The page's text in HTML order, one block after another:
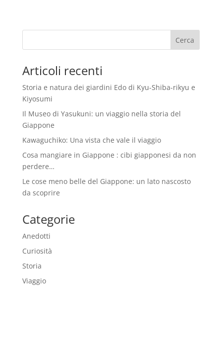
Articoli recenti
Storia e natura dei giardini Edo di Kyu-Shiba-rikyu e
Kiyosumi
Il Museo di Yasukuni: un viaggio nella storia del
Giappone
Kawaguchiko: Una vista che vale il viaggio
Cosa mangiare in Giappone : cibi giapponesi da non
perdere…
Le cose meno belle del Giappone: un lato nascosto
da scoprire
Categorie
Anedotti
Curiosità
Storia
Viaggio